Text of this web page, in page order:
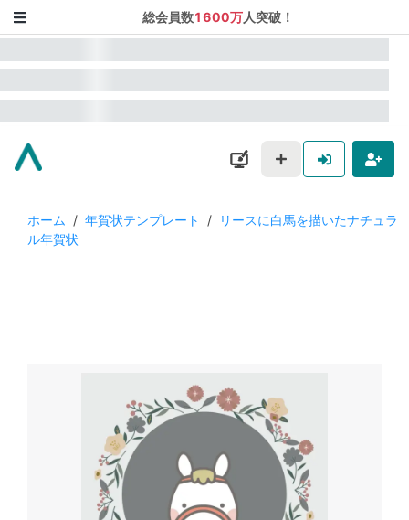
総会員数1600万人突破！
ホーム / 年賀状テンプレート /
リースに白馬を描いたナチュラ
ル年賀状